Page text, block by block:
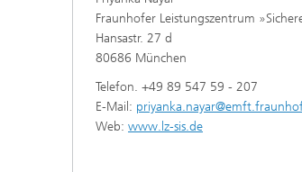
Fraunhofer Leistungszentrum
Hansastr. 27 d
80686 München
Telefon. +49 89 547 59 - 207
E-Mail:
Web: www.lz-sis.de